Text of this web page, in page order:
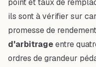
ils sont à vérifier sur
promesse de
d'arbitrageentre
ordres de grandeur